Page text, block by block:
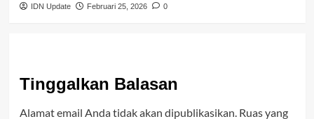
IDN Update Februari 25, 2026 0
Tinggalkan Balasan
Alamat email Anda tidak akan dipublikasikan. Ruas yang